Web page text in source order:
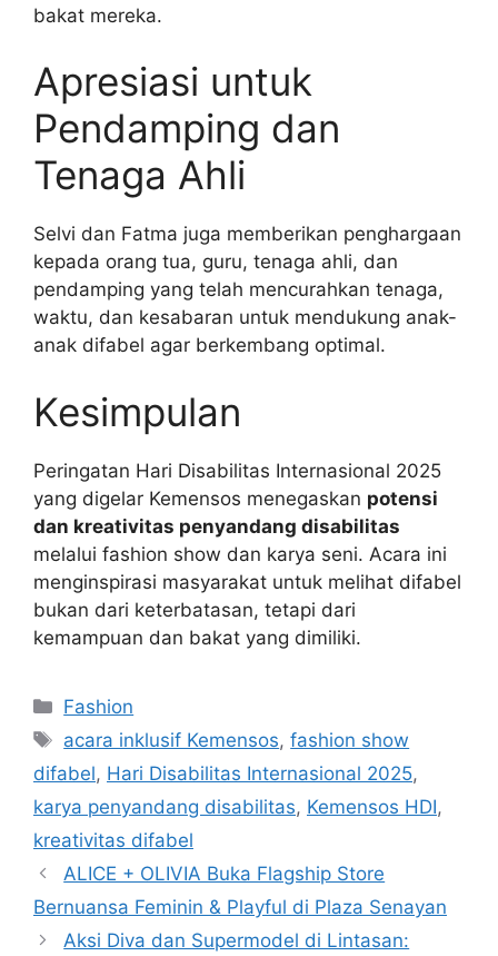
bakat mereka.
Apresiasi untuk
Pendamping dan
Tenaga Ahli
Selvi dan Fatma juga memberikan penghargaan
kepada orang tua, guru, tenaga ahli, dan
pendamping yang telah mencurahkan tenaga,
waktu, dan kesabaran untuk mendukung anak-
anak difabel agar berkembang optimal.
Kesimpulan
Peringatan Hari Disabilitas Internasional 2025
yang digelar Kemensos menegaskan potensi
dan kreativitas penyandang disabilitas
melalui fashion show dan karya seni. Acara ini
menginspirasi masyarakat untuk melihat difabel
bukan dari keterbatasan, tetapi dari
kemampuan dan bakat yang dimiliki.
Categories
Fashion
Tags
acara inklusif Kemensos,fashion show
difabel, Hari Disabilitas Internasional 2025,
karya penyandang disabilitas, Kemensos HDI,
kreativitas difabel
ALICE + OLIVIA Buka Flagship Store
Bernuansa Feminin & Playful di Plaza Senayan
Aksi Diva dan Supermodel di Lintasan: